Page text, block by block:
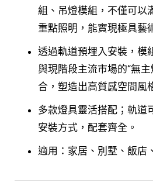
組、吊燈模組，不僅可以
重點照明，能實現極具藝
透過軌道預埋入安裝，模
與現階段主流市場的“無
合，塑造出高質感空間風
多款燈具靈活搭配；軌道
安裝方式，配套齊全。
適用：家居、別墅、飯店